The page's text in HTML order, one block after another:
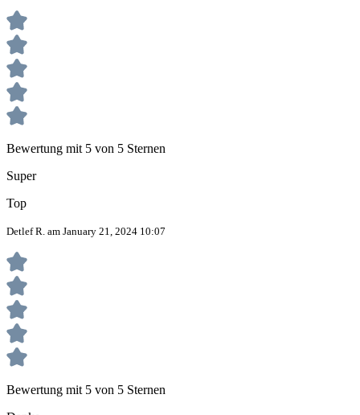
Bewertung mit 5 von 5 Sternen
Super
Top
Detlef R. am January 21, 2024 10:07
Bewertung mit 5 von 5 Sternen